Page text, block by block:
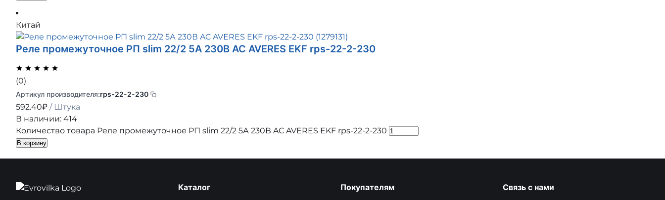
Китай
Реле промежуточное РП slim 22/2 5А 230В AC AVERES EKF rps-22-2-230
(0)
Артикул производителя:rps-22-2-230
592.40₽ / Штука
В наличии: 414
Количество товара Реле промежуточное РП slim 22/2 5А 230В AC AVERES EKF rps-22-2-230
В корзину
Каталог Покупателям Связь с нами